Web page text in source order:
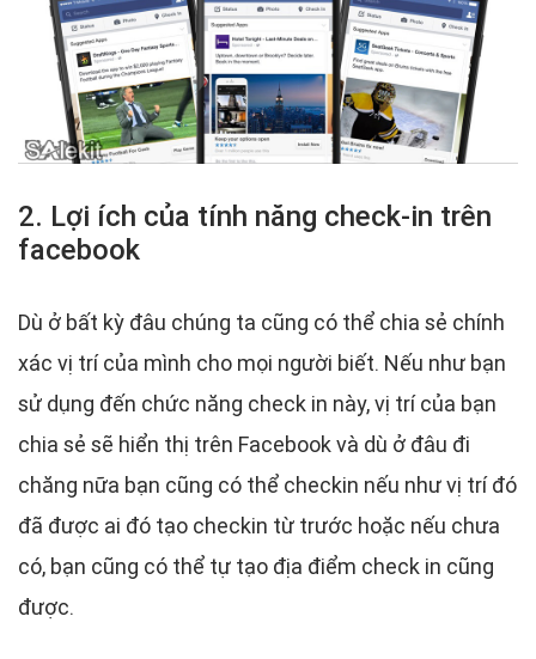
2. Lợi ích của tính năng check-in trên
facebook
Dù ở bất kỳ đâu chúng ta cũng có thể chia sẻ chính
xác vị trí của mình cho mọi người biết. Nếu như bạn
sử dụng đến chức năng check in này, vị trí của bạn
chia sẻ sẽ hiển thị trên Facebook và dù ở đâu đi
chăng nữa bạn cũng có thể checkin nếu như vị trí đó
đã được ai đó tạo checkin từ trước hoặc nếu chưa
có, bạn cũng có thể tự tạo địa điểm check in cũng
được.